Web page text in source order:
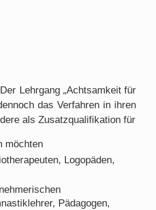
Lehrgang „Achtsamkeit für
das Verfahren in ihren
als Zusatzqualifikation für
möchten
Logopäden,
Pädagogen,